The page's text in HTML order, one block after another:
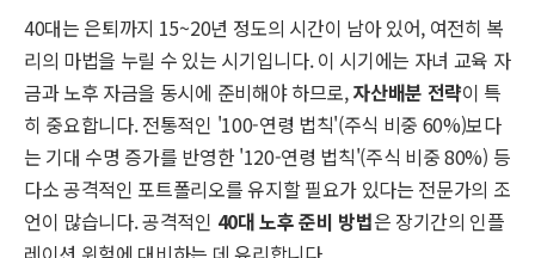
40대는 은퇴까지 15~20년 정도의 시간이 남아 있어, 여전히 복
리의 마법을 누릴 수 있는 시기입니다. 이 시기에는 자녀 교육 자
금과 노후 자금을 동시에 준비해야 하므로,자산배분 전략이 특
히 중요합니다. 전통적인 '100-연령 법칙'(주식 비중 60%)보다
는 기대 수명 증가를 반영한 '120-연령 법칙'(주식 비중 80%) 등
다소 공격적인 포트폴리오를 유지할 필요가 있다는 전문가의 조
언이 많습니다. 공격적인 40대 노후 준비 방법은 장기간의 인플